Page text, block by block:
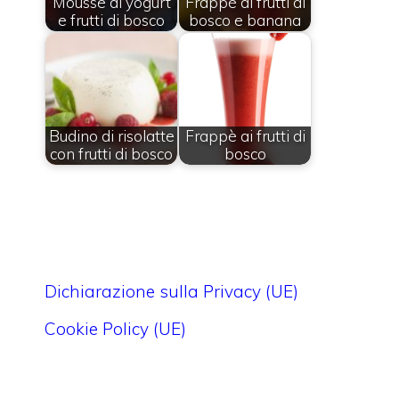
e frutti di bosco
bosco e banana
Budino di risolatte
con frutti di bosco
Frappè ai frutti di
bosco
Dichiarazione sulla Privacy (UE)
Cookie Policy (UE)